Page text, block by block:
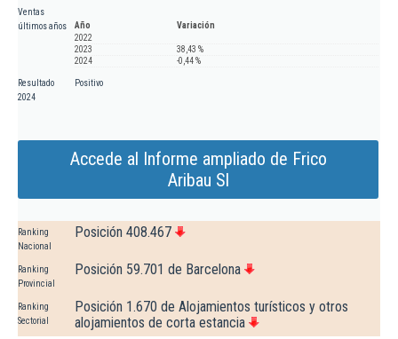
Ventas
últimos años
Año
Variación
2022
2023
38,43 %
2024
-0,44 %
Resultado
2024
Positivo
Accede al Informe ampliado de Frico
Aribau Sl
Ranking
Nacional
Posición 408.467
Ranking
Provincial
Posición 59.701 de Barcelona
Ranking
Sectorial
Posición 1.670 de Alojamientos turísticos y otros
alojamientos de corta estancia